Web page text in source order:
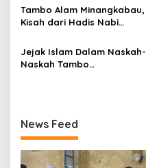
o
s
Tambo Alam Minangkabau,
Kisah dari Hadis Nabi
Jejak Islam Dalam Naskah-
Naskah Tambo
News Feed